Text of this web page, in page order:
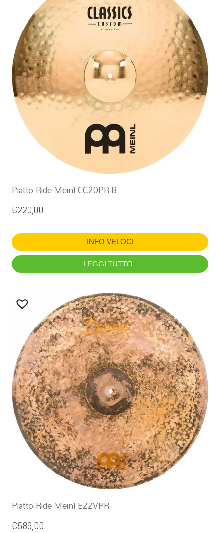
Piatto Ride Meinl CC20PR-B
€220,00
INFO VELOCI
LEGGI TUTTO
Piatto Ride Meinl B22VPR
€589,00